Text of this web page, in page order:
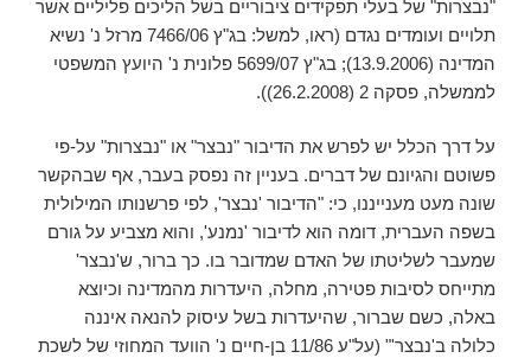
"נבצרות" של בעלי תפקידים ציבוריים בשל הליכים פליליים אשר
תלויים ועומדים נגדם (ראו, למשל: בג"ץ 7466/06 מרזל נ' נשיא
המדינה (13.9.2006); בג"ץ 5699/07 פלונית נ' היועץ המשפטי
לממשלה, פסקה 2 (26.2.2008)).
על דרך הכלל יש לפרש את הדיבור "נבצר" או "נבצרות" על-פי
פשוטם והגיונם של דברים. בעניין זה נפסק בעבר, אף שבהקשר
שונה מעט מענייננו, כי: "הדיבור 'נבצר', לפי פרשנותו המילולית
בשפה העברית, דומה הוא לדיבור 'נמנע', והוא מצביע על גורם
שמעבר לשליטתו של האדם שמדובר בו. כך ברור, ש'נבצר'
מתייחס לסיבות פטירה, מחלה, היעדרות מהמדינה וכיוצא
באלה, כשם שברור, שהיעדרות בשל עיסוק להנאה איננה
כלולה ב'נבצר'" (על"ע 11/86 בן-חיים נ' הוועד המחוזי של לשכת